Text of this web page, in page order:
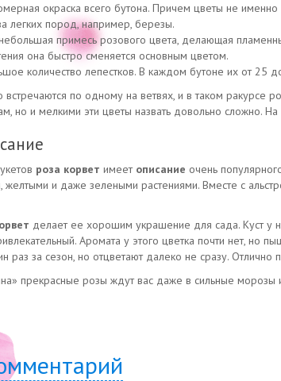
окраска всего бутона. Причем цветы не
легких пород, например, березы.
примесь розового цвета, делающая
она быстро сменяется основным цветом.
количество лепестков. В каждом бутоне их от 25
встречаются по одному на ветвях, и в таком
но и мелкими эти цветы назвать довольно сложно.
роза корвет имеет описание очень
и даже зелеными растениями. Вместе с
делает ее хорошим украшение для сада. Куст у
Аромата у этого цветка почти нет, но
раз за сезон, но отцветают далеко не сразу. Отлично
прекрасные розы ждут вас даже в сильные